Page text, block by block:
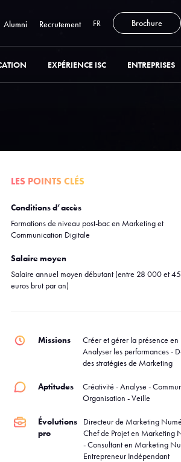
Alumni Recrutement FR Brochure
EXPÉRIENCE ISC ENTREPRISES
LES POINTS CLÉS
Conditions d’accès
Formations de niveau post-bac en Marketing et
Communication Digitale
Salaire moyen
Salaire annuel moyen débutant (entre 28 000 et
euros brut par an)
Missions
Créer et gérer la présence en
Analyser les performances -
des stratégies de Marketing
Aptitudes
Créativité - Analyse -
Organisation - Veille
Évolutions
pro
Directeur de Marketing
Chef de Projet en Marketing
- Consultant en Marketing
Entrepreneur Indépendant